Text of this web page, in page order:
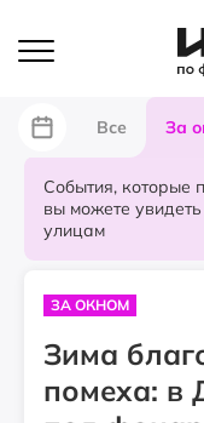
Все За
События, которые
вы можете
улицам
ЗА ОКНОМ
Зима
помеха: в